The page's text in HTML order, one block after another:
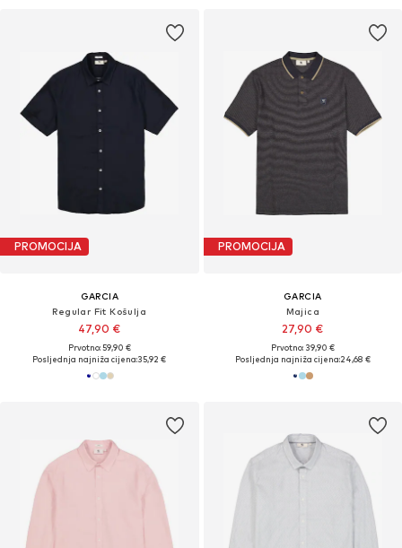
PROMOCIJA
GARCIA
Regular Fit Košulja
47,90 €
Prvotno: 59,90 €
Posljednja najniža cijena:35,92 €
PROMOCIJA
GARCIA
Majica
27,90 €
Prvotno: 39,90 €
Posljednja najniža cijena:24,68 €